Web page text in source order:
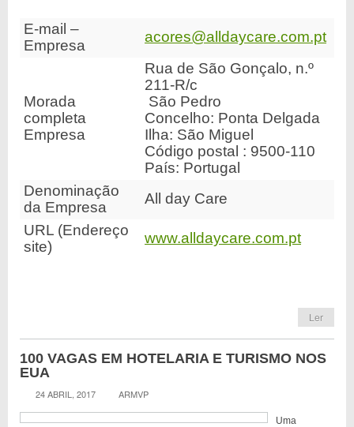
E-mail –
Empresa
acores@alldaycare.com.pt
Morada
completa
Empresa
Rua de São Gonçalo, n.º
211-R/c
São Pedro
Concelho: Ponta Delgada
Ilha: São Miguel
Código postal : 9500-110
País: Portugal
Denominação
da Empresa
All day Care
URL (Endereço
site)
www.alldaycare.com.pt
Ler
100 VAGAS EM HOTELARIA E TURISMO NOS
EUA
24 ABRIL, 2017 ARMVP
Uma